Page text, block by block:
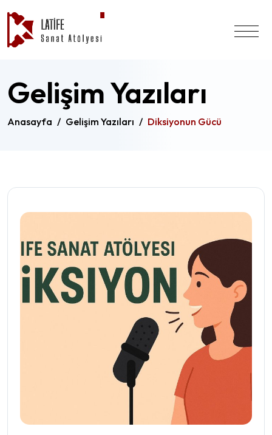
Gelişim Yazıları
Anasayfa / Gelişim Yazıları / Diksiyonun Gücü